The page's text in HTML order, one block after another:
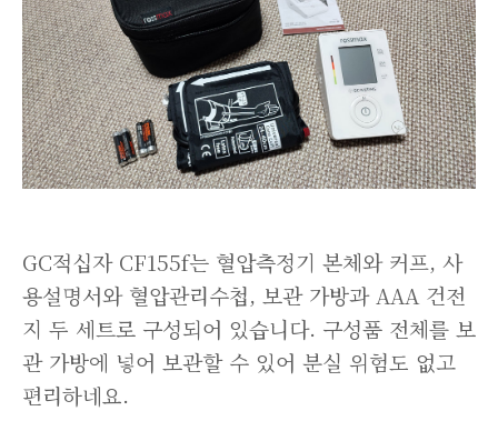
GC적십자 CF155f는 혈압측정기 본체와 커프, 사
용설명서와 혈압관리수첩, 보관 가방과 AAA 건전
지 두 세트로 구성되어 있습니다. 구성품 전체를 보
관 가방에 넣어 보관할 수 있어 분실 위험도 없고
편리하네요.